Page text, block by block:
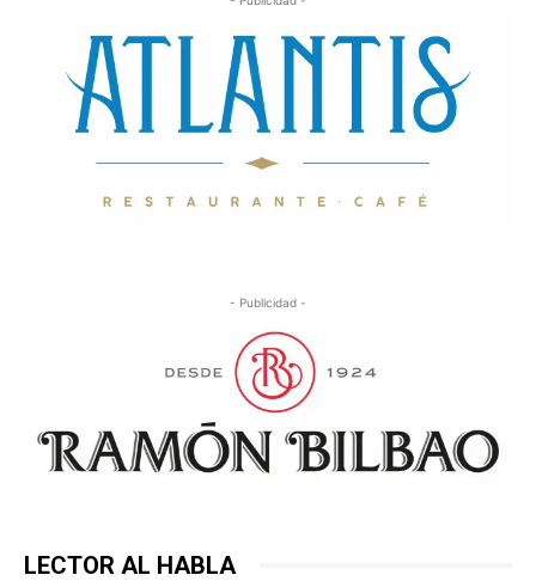
- Publicidad -
LECTOR AL HABLA